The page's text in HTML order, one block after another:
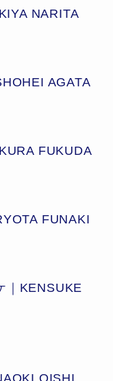
NARITA
AGATA
FUKUDA
FUNAKI
｜KENSUKE
OISHI